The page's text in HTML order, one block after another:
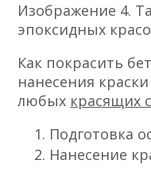
Изображение 4.
эпоксидных
Как покрасить
нанесения
любых красящих
Подготовка
Нанесение